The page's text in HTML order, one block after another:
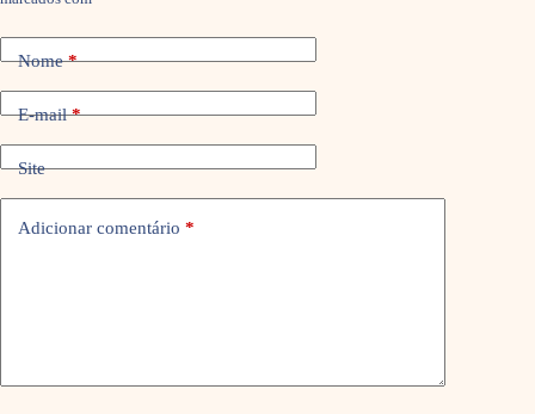
Nome*
E-mail*
Site
Adicionar comentário *